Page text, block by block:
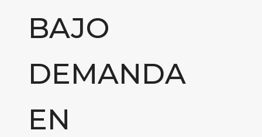
BAJO
DEMANDA
EN